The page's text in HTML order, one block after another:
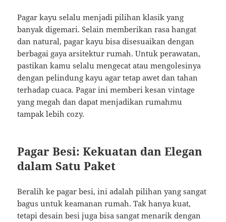
Pagar kayu selalu menjadi pilihan klasik yang
banyak digemari. Selain memberikan rasa hangat
dan natural, pagar kayu bisa disesuaikan dengan
berbagai gaya arsitektur rumah. Untuk perawatan,
pastikan kamu selalu mengecat atau mengolesinya
dengan pelindung kayu agar tetap awet dan tahan
terhadap cuaca. Pagar ini memberi kesan vintage
yang megah dan dapat menjadikan rumahmu
tampak lebih cozy.
Pagar Besi: Kekuatan dan Elegan
dalam Satu Paket
Beralih ke pagar besi, ini adalah pilihan yang sangat
bagus untuk keamanan rumah. Tak hanya kuat,
tetapi desain besi juga bisa sangat menarik dengan